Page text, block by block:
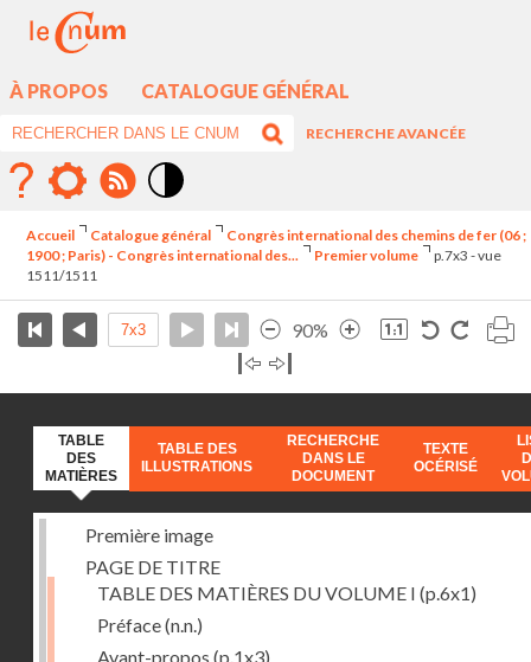
À PROPOS CATALOGUE GÉNÉRAL
RECHERCHE AVANCÉE
élévé
Accueil Catalogue général
Congrès international des chemins de fer (06 ;
1900 ; Paris) - Congrès international des...
Premier volume
p.7x3 - vue
1511/1511
90%
TABLE
DES
MATIÈRES
TABLE DES
ILLUSTRATIONS
RECHERCHE
DANS LE
DOCUMENT
TEXTE
OCÉRISÉ
Première image
PAGE DE TITRE
TABLE DES MATIÈRES DU VOLUME I (p.6x1)
Préface(n.n.)
Avant-propos (p.1x3)